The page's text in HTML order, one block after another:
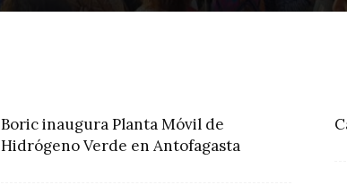
Boric inaugura Planta Móvil de
Hidrógeno Verde en Antofagasta